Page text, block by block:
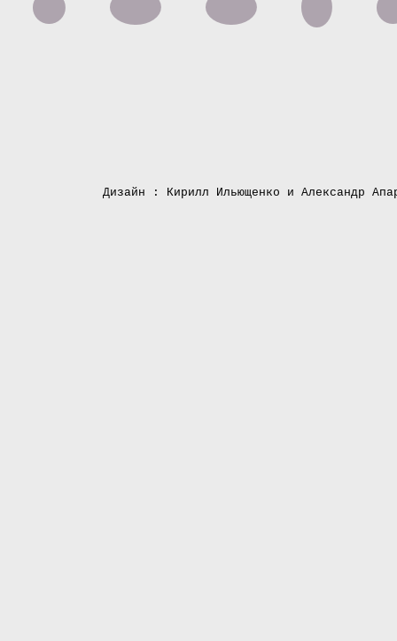
Дизайн : Кирилл Ильющенко и Александр